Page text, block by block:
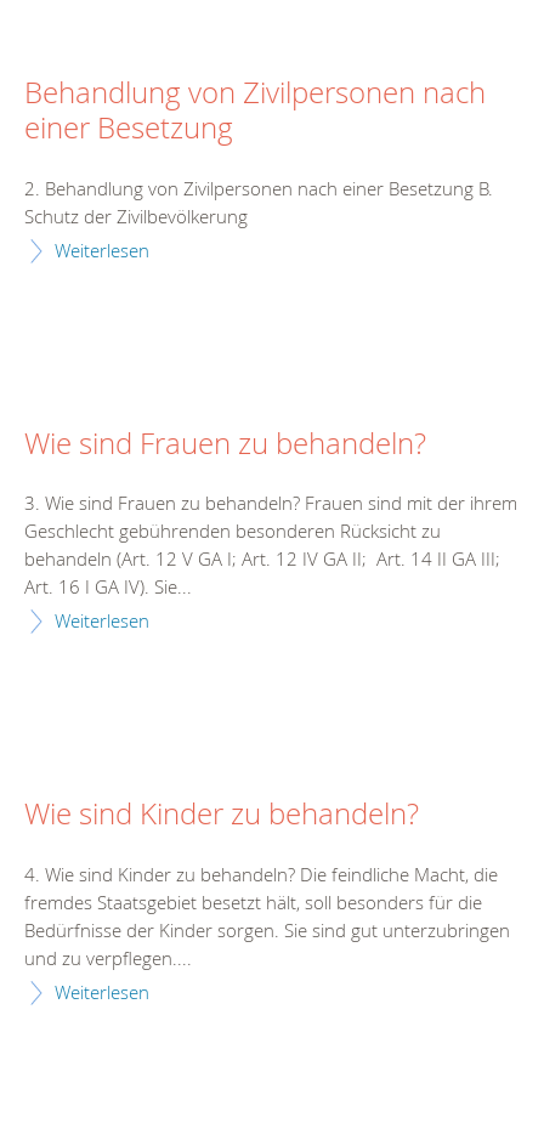
Behandlung von Zivilpersonen nach
einer Besetzung
2. Behandlung von Zivilpersonen nach einer Besetzung B.
Schutz der Zivilbevölkerung
Weiterlesen
Wie sind Frauen zu behandeln?
3. Wie sind Frauen zu behandeln? Frauen sind mit der ihrem
Geschlecht gebührenden besonderen Rücksicht zu
behandeln (Art. 12 V GA I; Art. 12 IV GA II; Art. 14 II GA III;
Art. 16 I GA IV). Sie...
Weiterlesen
Wie sind Kinder zu behandeln?
4. Wie sind Kinder zu behandeln? Die feindliche Macht, die
fremdes Staatsgebiet besetzt hält, soll besonders für die
Bedürfnisse der Kinder sorgen. Sie sind gut unterzubringen
und zu verpflegen....
Weiterlesen